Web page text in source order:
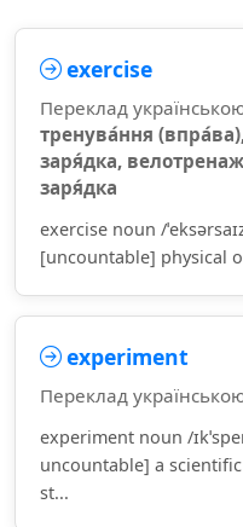
exercise
Переклад
тренува́ння
заря́дка,
заря́дка
exercise noun /
[uncountable] physical
experiment
Переклад
experiment noun /
uncountable] a
st...